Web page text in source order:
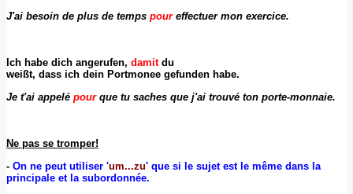
J'ai besoin de plus de temps poureffectuer mon exercice.
Ich habe dich angerufen, damitdu
weißt, dass ich dein Portmonee gefunden habe.
Je t'ai appelé pourque tu saches que j'ai trouvé ton porte-monnaie.
Ne pas se tromper!
- On ne peut utiliser 'um...zu' que si le sujet est le même dans la
principale et la subordonnée.